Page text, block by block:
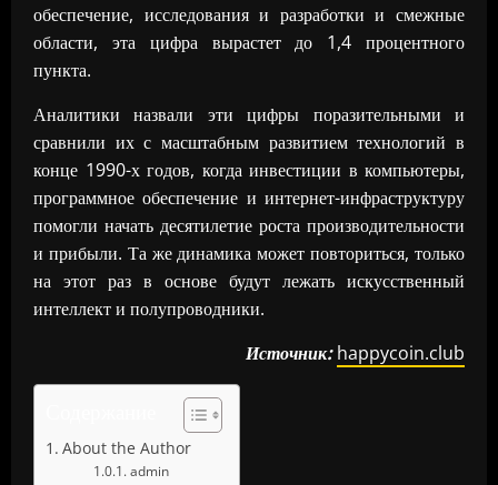
обеспечение, исследования и разработки и смежные
области, эта цифра вырастет до 1,4 процентного
пункта.
Аналитики назвали эти цифры поразительными и
сравнили их с масштабным развитием технологий в
конце 1990-х годов, когда инвестиции в компьютеры,
программное обеспечение и интернет-инфраструктуру
помогли начать десятилетие роста производительности
и прибыли. Та же динамика может повториться, только
на этот раз в основе будут лежать искусственный
интеллект и полупроводники.
Источник: happycoin.club
About the Author
admin